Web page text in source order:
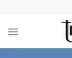
content